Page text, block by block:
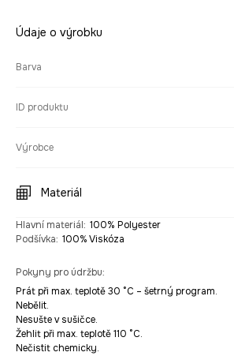
Údaje o výrobku
Barva
ID produktu
Výrobce
Materiál
Hlavní materiál: 100% Polyester
Podšívka: 100% Viskóza
Pokyny pro údržbu:
Prát při max. teplotě 30 °C – šetrný program.
Nebělit.
Nesušte v sušičce.
Žehlit při max. teplotě 110 °C.
Nečistit chemicky.